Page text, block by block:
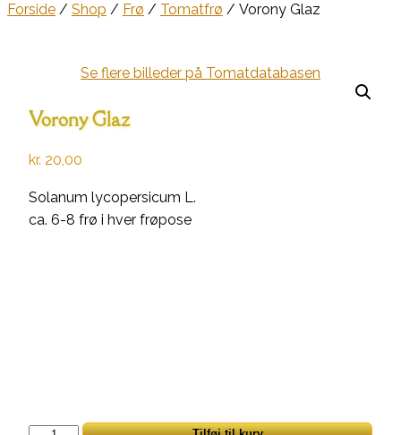
Forside / Shop / Frø / Tomatfrø / Vorony Glaz
Se flere billeder på Tomatdatabasen
Vorony Glaz
kr. 20,00
Solanum lycopersicum L.
ca. 6-8 frø i hver frøpose